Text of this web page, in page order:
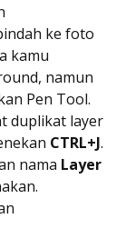
ke foto
kamu
namun
Pen Tool.
duplikat layer
CTRL+J.
nama Layer